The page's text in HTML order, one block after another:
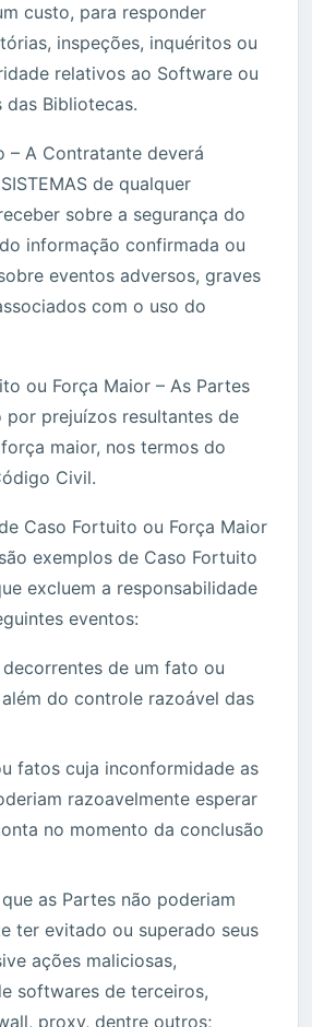
custo, para responder
inspeções, inquéritos ou
relativos ao Software ou
das Bibliotecas.
– A Contratante deverá
de qualquer
sobre a segurança do
informação confirmada ou
eventos adversos, graves
com o uso do
ou Força Maior – As Partes
por prejuízos resultantes de
maior, nos termos do
Civil.
Caso Fortuito ou Força Maior
exemplos de Caso Fortuito
excluem a responsabilidade
eventos:
de um fato ou
do controle razoável das
cuja inconformidade as
razoavelmente esperar
no momento da conclusão
as Partes não poderiam
ter evitado ou superado seus
ações maliciosas,
softwares de terceiros,
proxy, dentre outros;